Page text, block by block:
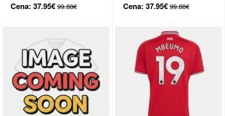
27 Kratek Rokav
Cena: 37.95€ 99.88€
27 Kratek Rokav
Cena: 37.95€ 99.88€